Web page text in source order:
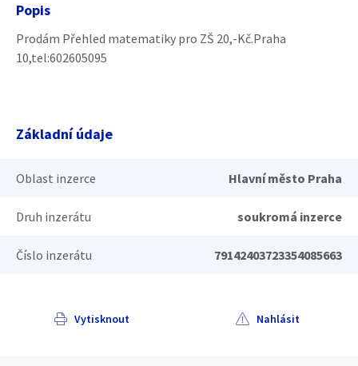
Popis
Prodám Přehled matematiky pro ZŠ 20,-Kč.Praha
10,tel:602605095
Základní údaje
Oblast inzerce Hlavní město Praha
Druh inzerátu soukromá inzerce
Číslo inzerátu 79142403723354085663
Vytisknout Nahlásit